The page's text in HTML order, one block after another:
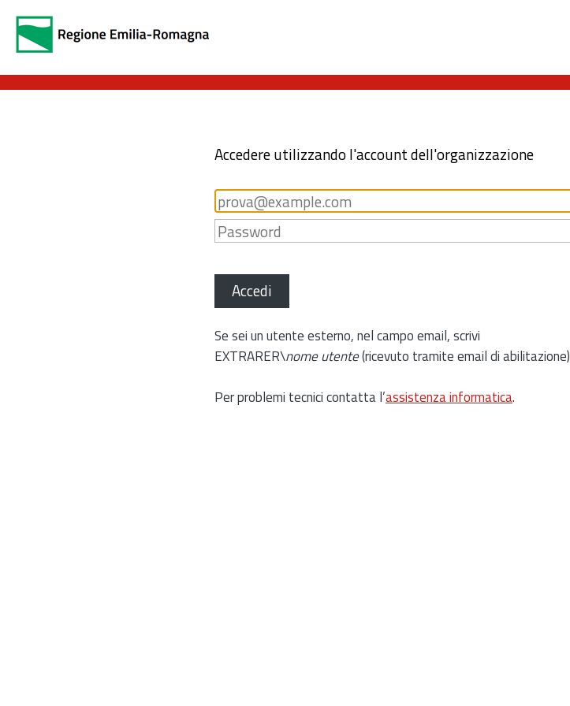
Accedere utilizzando l'account dell'organizzazione
Accedi
Se sei un utente esterno, nel campo email, scrivi
EXTRARER\nome utente(ricevuto tramite email di abilitazione)
Per problemi tecnici contatta l’assistenza informatica.